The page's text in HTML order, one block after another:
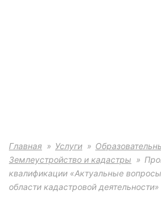
Главная Услуги
Землеустройство и кадастры
квалификации «Актуальные
области кадастровой деятельности»